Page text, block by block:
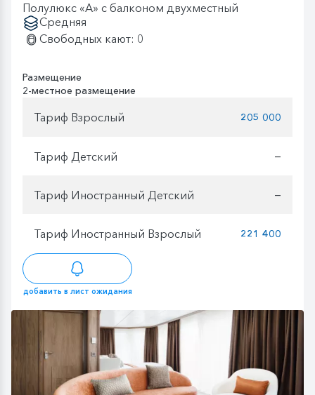
Полулюкс «А» с балконом двухместный
Средняя
Свободных кают: 0
Размещение
2-местное размещение
Тариф Взрослый 205 000
Тариф Детский —
Тариф Иностранный Детский —
Тариф Иностранный Взрослый 221 400
добавить в лист ожидания